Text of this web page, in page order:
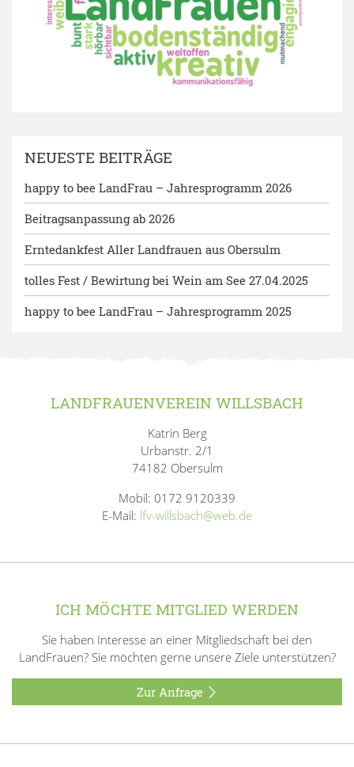
NEUESTE BEITRÄGE
happy to bee LandFrau – Jahresprogramm 2026
Beitragsanpassung ab 2026
Erntedankfest Aller Landfrauen aus Obersulm
tolles Fest / Bewirtung bei Wein am See 27.04.2025
happy to bee LandFrau – Jahresprogramm 2025
LANDFRAUENVEREIN WILLSBACH
Katrin Berg
Urbanstr. 2/1
74182 Obersulm
Mobil: 0172 9120339
E-Mail: lfv-willsbach@web.de
ICH MÖCHTE MITGLIED WERDEN
Sie haben Interesse an einer Mitgliedschaft bei den
LandFrauen? Sie möchten gerne unsere Ziele unterstützen?
Zur Anfrage